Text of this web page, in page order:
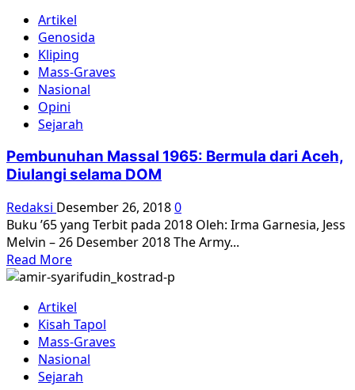
Temuan
12
Lokasi
Kuburan
Massal
Tragedi
Madiun
Artikel
Genosida
Kliping
Mass-Graves
Nasional
Opini
Sejarah
Pembunuhan Massal 1965: Bermula dari Aceh,
Diulangi selama DOM
Redaksi Desember 26, 20180
Buku ’65 yang Terbit pada 2018 Oleh: Irma Garnesia, Jess
Melvin – 26 Desember 2018 The Army...
Read MoreRead
more
Pembunuhan
Massal
1965:
Bermula
dari
Artikel
Kisah Tapol
Mass-Graves
Nasional
Sejarah